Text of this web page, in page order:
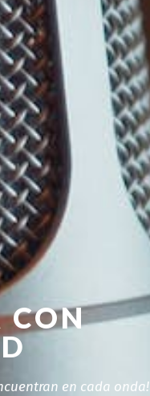
CON
en cada onda!